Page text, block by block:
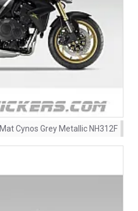
Mat Cynos Grey Metallic NH312F